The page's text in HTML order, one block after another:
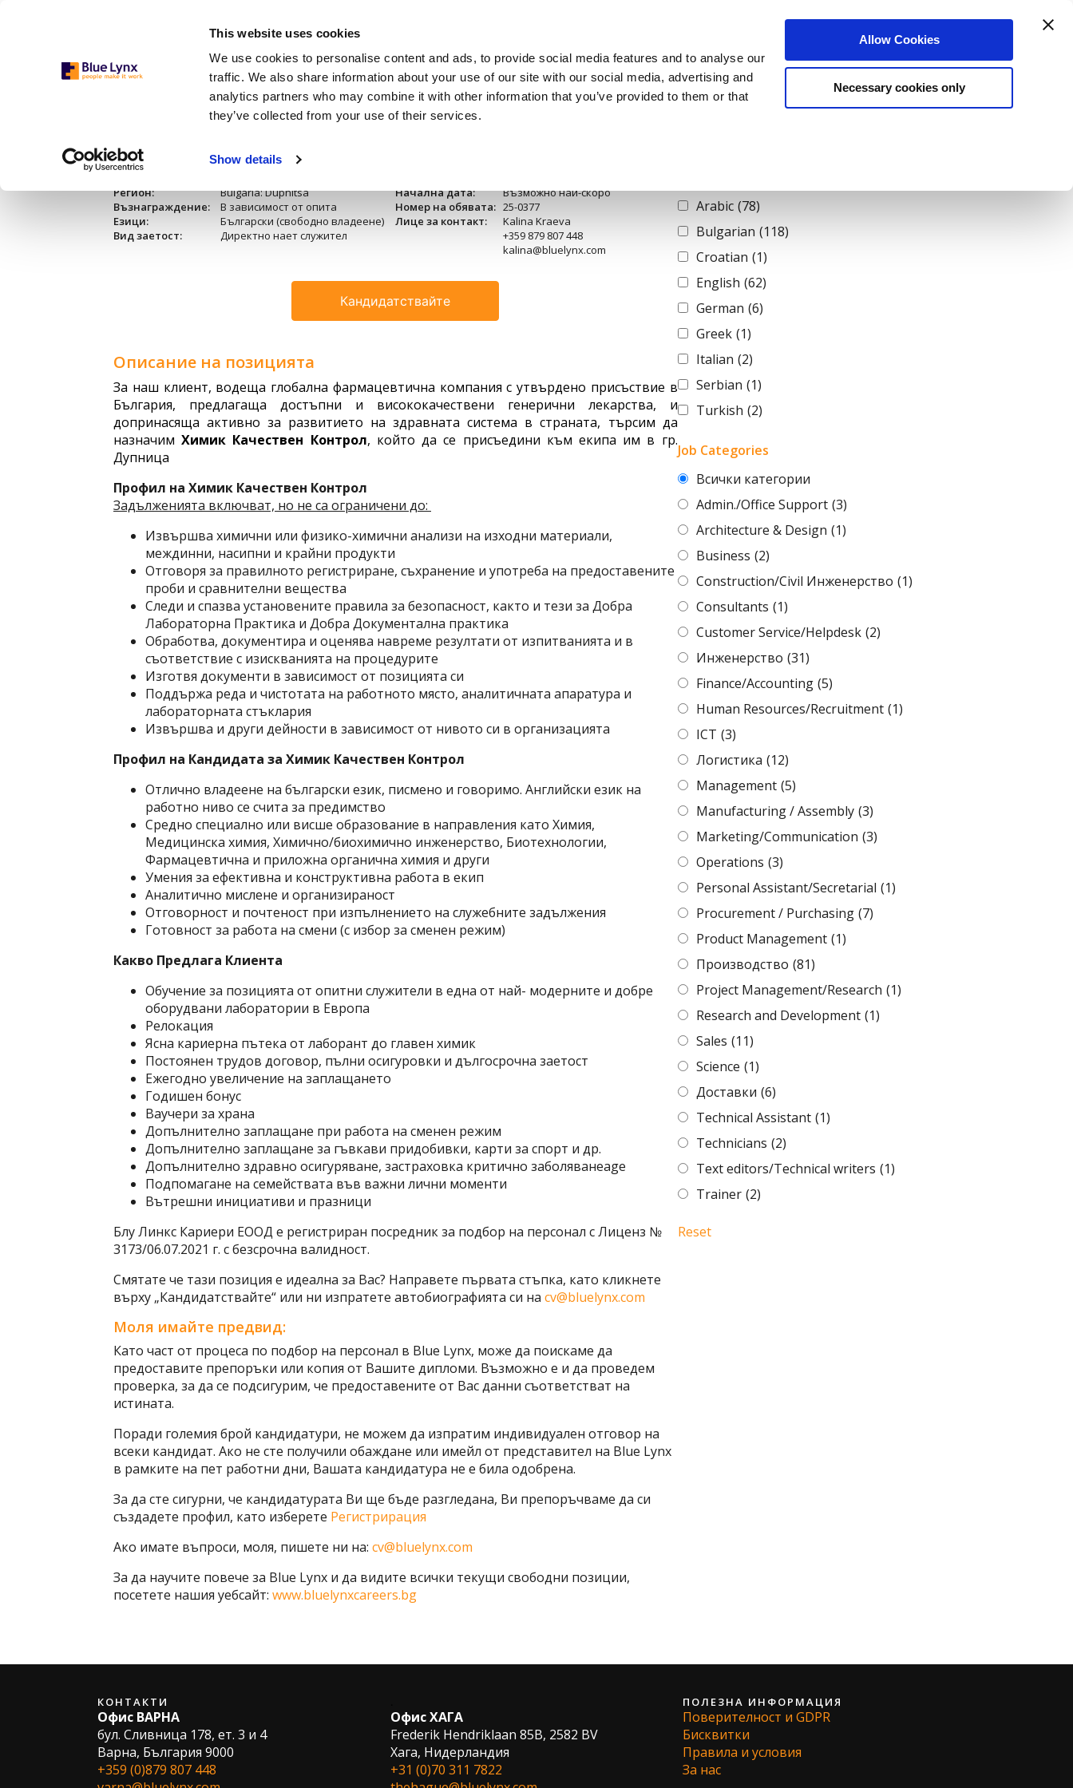
This website uses cookies
We use cookies to personalise content and ads, to provide social media features and to analyse our
traffic. We also share information about your use of our site with our social media, advertising and
analytics partners who may combine it with other information that you’ve provided to them or that
they’ve collected from your use of their services.
Show details
Allow Cookies
Necessary cookies only
За Кандидати За Работодатели Нашият екип За Нас Блог
Химик Качествен Контрол
Регион:
Bulgaria: Dupnitsa
Възнаграждение:
В зависимост от опита
Езици:
Български (свободно владеене)
Вид заетост:
Директно нает служител
Начална дата:
Възможно най-скоро
Номер на обявата: 25-0377
Лице за контакт:
Kalina Kraeva
+359 879 807 448
kalina@bluelynx.com
Кандидатствайте
Описание на позицията
За наш клиент, водеща глобална фармацевтична компания с утвърдено присъствие в
България, предлагаща достъпни и висококачествени генерични лекарства, и
допринасяща активно за развитието на здравната система в страната, търсим да
назначимХимик Качествен Контрол, който да се присъедини към екипа им в гр.
Дупница
Профил на Химик Качествен Контрол
Задълженията включват, но не са ограничени до:
Извършва химични или физико-химични анализи на изходни материали,
междинни, насипни и крайни продукти
Отговоря за правилното регистриране, съхранение и употреба на предоставените
проби и сравнителни вещества
Следи и спазва установените правила за безопасност, както и тези за Добра
Лабораторна Практика и Добра Документална практика
Обработва, документира и оценява навреме резултати от изпитванията и в
съответствие с изискванията на процедурите
Изготвя документи в зависимост от позицията си
Поддържа реда и чистотата на работното място, аналитичната апаратура и
лабораторната стъклария
Извършва и други дейности в зависимост от нивото си в организацията
Профил на Кандидата за Химик Качествен Контрол
Отлично владеене на български език, писмено и говоримо. Английски език на
работно ниво се счита за предимство
Средно специално или висше образование в направления като Химия,
Медицинска химия, Химично/биохимично инженерство, Биотехнологии,
Фармацевтична и приложна органична химия и други
Умения за ефективна и конструктивна работа в екип
Аналитично мислене и организираност
Отговорност и почтеност при изпълнението на служебните задължения
Готовност за работа на смени (с избор за сменен режим)
Какво Предлага Клиента
Обучение за позицията от опитни служители в една от най- модерните и добре
оборудвани лаборатории в Европа
Релокация
Ясна кариерна пътека от лаборант до главен химик
Постоянен трудов договор, пълни осигуровки и дългосрочна заетост
Ежегодно увеличение на заплащането
Годишен бонус
Ваучери за храна
Допълнително заплащане при работа на сменен режим
Допълнително заплащане за гъвкави придобивки, карти за спорт и др.
Допълнително здравно осигуряване, застраховка критично заболяванеage
Подпомагане на семействата във важни лични моменти
Вътрешни инициативи и празници
Блу Линкс Кариери ЕООД е регистриран посредник за подбор на персонал с Лиценз №
3173/06.07.2021 г. с безсрочна валидност.
Смятате че тази позиция е идеална за Вас? Направете първата стъпка, като кликнете
върху „Кандидатствайте“ или ни изпратете автобиографията си на cv@bluelynx.com
Моля имайте предвид:
Като част от процеса по подбор на персонал в Blue Lynx, може да поискаме да
предоставите препоръки или копия от Вашите дипломи. Възможно е и да проведем
проверка, за да се подсигурим, че предоставените от Вас данни съответстват на
истината.
Поради големия брой кандидатури, не можем да изпратим индивидуален отговор на
всеки кандидат. Ако не сте получили обаждане или имейл от представител на Blue Lynx
в рамките на пет работни дни, Вашата кандидатура не е била одобрена.
За да сте сигурни, че кандидатурата Ви ще бъде разгледана, Ви препоръчваме да си
създадете профил, като изберете Регистрирация
Ако имате въпроси, моля, пишете ни на: cv@bluelynx.com
За да научите повече за Blue Lynx и да видите всички текущи свободни позиции,
посетете нашия уебсайт: www.bluelynxcareers.bg
Arabic (78)
Bulgarian (118)
Croatian (1)
English (62)
German (6)
Greek (1)
Italian (2)
Serbian (1)
Turkish (2)
Job Categories
Всички категории
Admin./Office Support (3)
Architecture & Design (1)
Business (2)
Construction/Civil Инженерство (1)
Consultants (1)
Customer Service/Helpdesk (2)
Инженерство (31)
Finance/Accounting (5)
Human Resources/Recruitment (1)
ICT (3)
Логистика (12)
Management (5)
Manufacturing / Assembly (3)
Marketing/Communication (3)
Operations (3)
Personal Assistant/Secretarial (1)
Procurement / Purchasing (7)
Product Management (1)
Производство (81)
Project Management/Research (1)
Research and Development (1)
Sales (11)
Science (1)
Доставки (6)
Technical Assistant (1)
Technicians (2)
Text editors/Technical writers (1)
Trainer (2)
Reset
КОНТАКТИ
Офис ВАРНА
бул. Сливница 178, ет. 3 и 4
Варна, България 9000
+359 (0)879 807 448
Офис ХАГА
Frederik Hendriklaan 85B, 2582 BV
Хага, Нидерландия
+31 (0)70 311 7822
ПОЛЕЗНА ИНФОРМАЦИЯ
Поверителност и GDPR
Бисквитки
Правила и условия
За нас